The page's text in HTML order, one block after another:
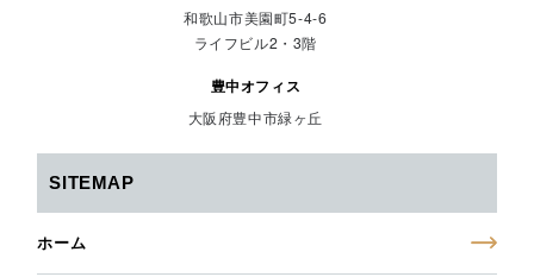
和歌山市美園町5-4-6
ライフビル2・3階
豊中オフィス
大阪府豊中市緑ヶ丘
SITEMAP
ホーム